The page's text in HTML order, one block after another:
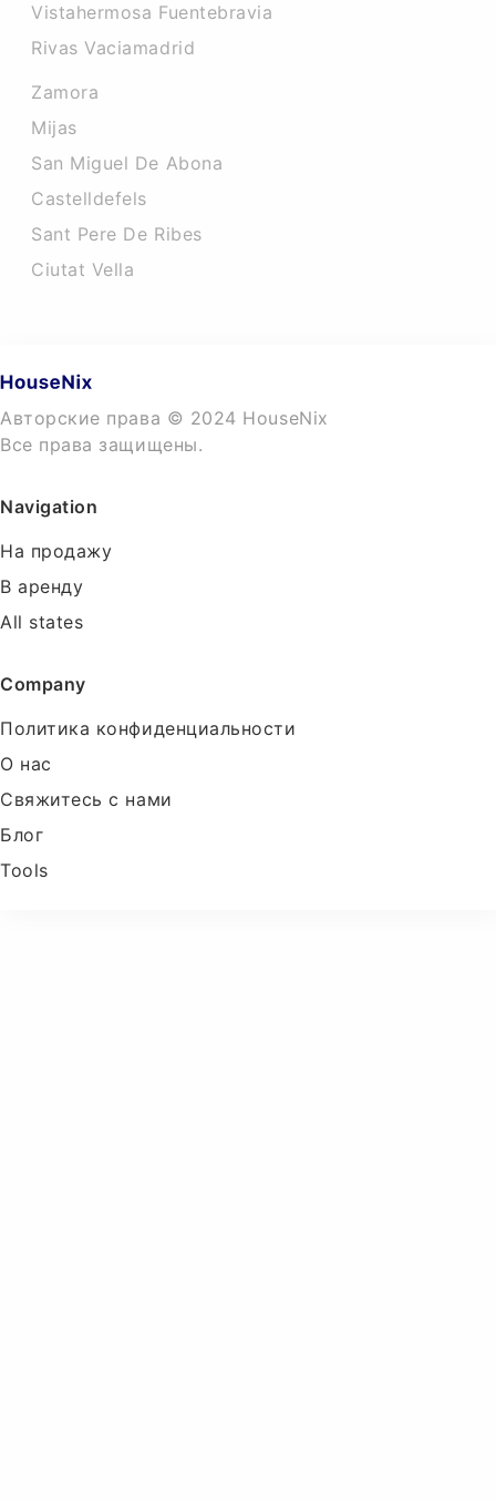
Vistahermosa Fuentebravia
Rivas Vaciamadrid
Zamora
Mijas
San Miguel De Abona
Castelldefels
Sant Pere De Ribes
Ciutat Vella
Авторские права © 2024 HouseNix
Все права защищены.
Navigation
На продажу
В аренду
All states
Company
Политика конфиденциальности
О нас
Свяжитесь с нами
Блог
Tools